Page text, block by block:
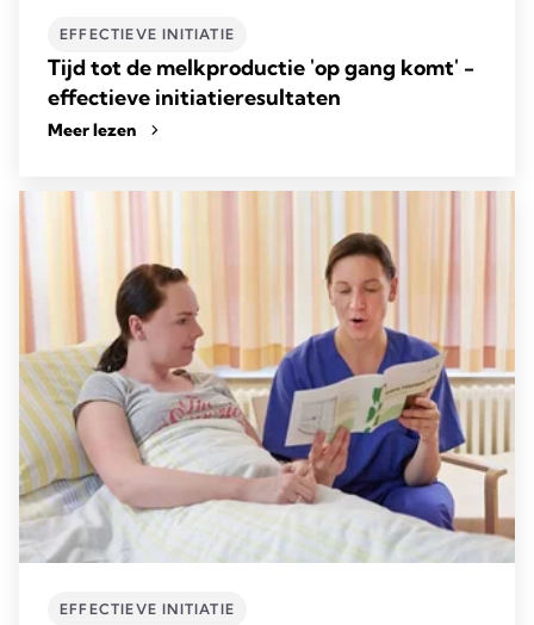
EFFECTIEVE INITIATIE
Tijd tot de melkproductie 'op gang komt' -
effectieve initiatieresultaten
Meer lezen
EFFECTIEVE INITIATIE